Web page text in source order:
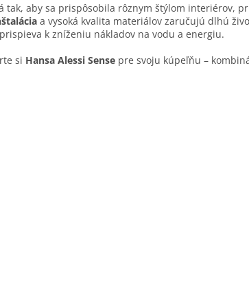
i
e
p
v
tak, aby sa prispôsobila rôznym štýlom interiérov,
a vysoká kvalita materiálov zaručujú dlhú
k zníženiu nákladov na vodu a energiu.
si Hansa Alessi Sense pre svoju kúpeľňu –